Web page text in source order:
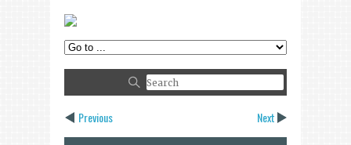
Previous Next